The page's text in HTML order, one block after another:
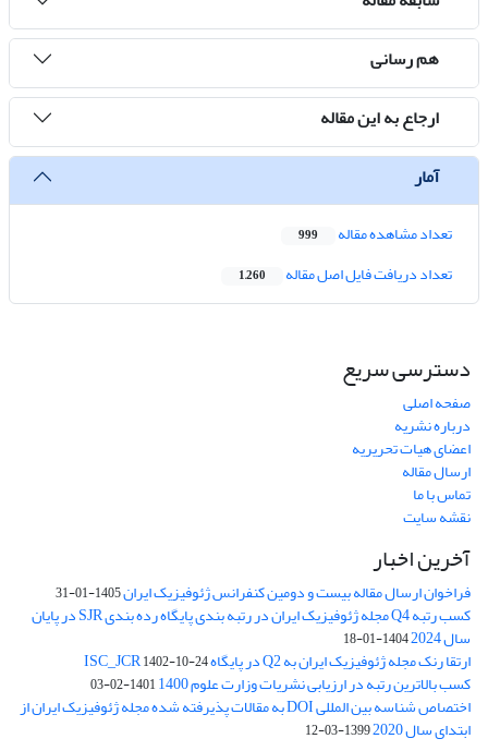
هم رسانی
ارجاع به این مقاله
آمار
تعداد مشاهده مقاله 999
تعداد دریافت فایل اصل مقاله 1,260
دسترسی سریع
صفحه اصلی
درباره نشریه
اعضای هیات تحریریه
ارسال مقاله
تماس با ما
نقشه سایت
آخرین اخبار
فراخوان ارسال مقاله بیست و دومین کنفرانس ژئوفیزیک ایران1405-01-31
کسب رتبه Q4 مجله ژئوفیزیک ایران در رتبه بندی پایگاه رده بندی SJR در پایان
سال 2024 1404-01-18
ارتقا رنک مجله ژئوفیزیک ایران به Q2 در پایگاه ISC_JCR 1402-10-24
کسب بالاترین رتبه در ارزیابی نشریات وزارت علوم 1400 1401-02-03
اختصاص شناسه بین المللی DOI به مقالات پذیرفته شده مجله ژئوفیزیک ایران از
ابتدای سال 2020 1399-03-12